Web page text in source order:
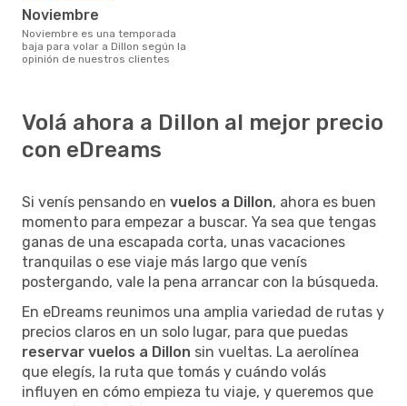
noviembre
noviembre es una temporada
baja para volar a Dillon según la
opinión de nuestros clientes
Volá ahora a Dillon al mejor precio
con eDreams
Si venís pensando en vuelos a Dillon, ahora es buen
momento para empezar a buscar. Ya sea que tengas
ganas de una escapada corta, unas vacaciones
tranquilas o ese viaje más largo que venís
postergando, vale la pena arrancar con la búsqueda.
En eDreams reunimos una amplia variedad de rutas y
precios claros en un solo lugar, para que puedas
reservar vuelos a Dillon sin vueltas. La aerolínea
que elegís, la ruta que tomás y cuándo volás
influyen en cómo empieza tu viaje, y queremos que